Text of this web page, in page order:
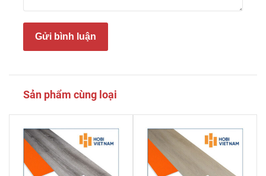
Gửi bình luận
Sản phẩm cùng loại